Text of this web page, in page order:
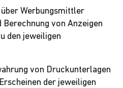
Werbungsmittler
von Anzeigen
den jeweiligen
von Druckunterlagen
der jeweiligen